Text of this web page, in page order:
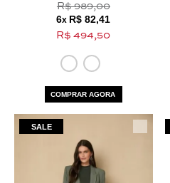
R$ 989,00
6x R$ 82,41
R$ 494,50
COMPRAR AGORA